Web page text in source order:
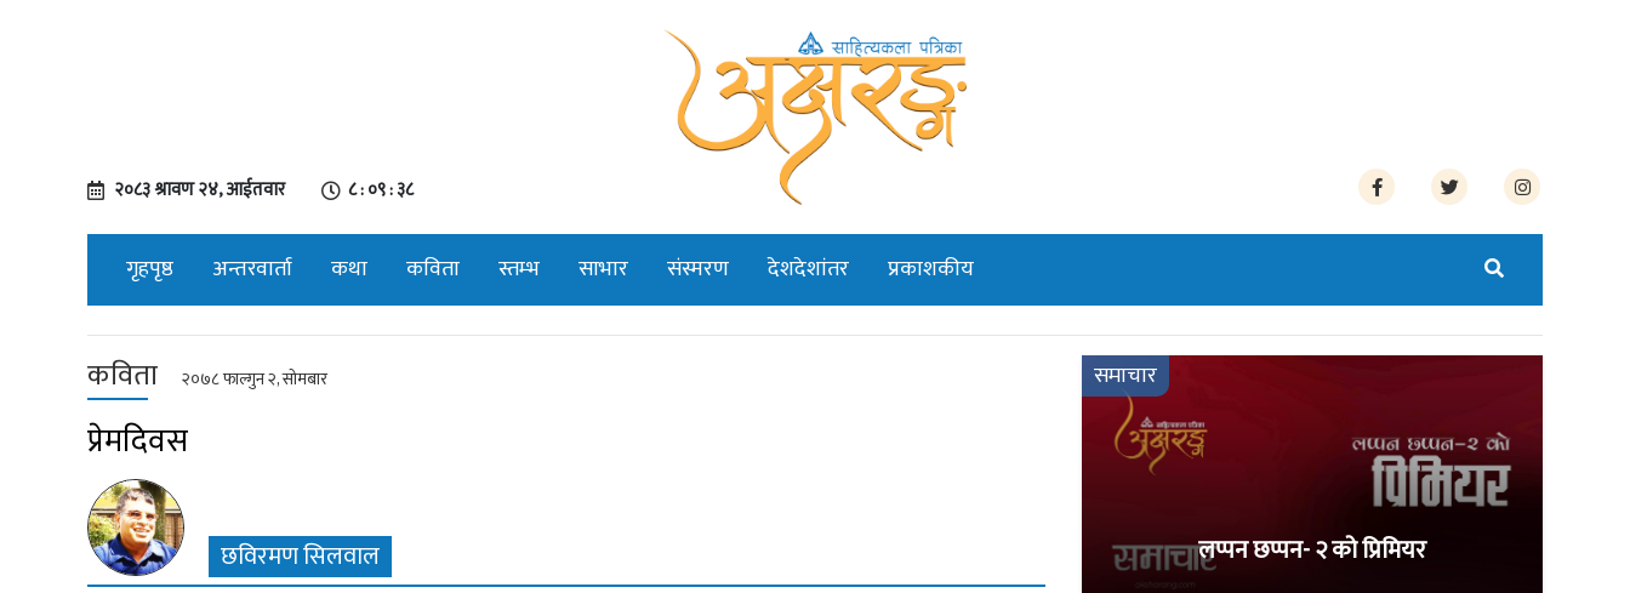
२०८३ श्रावण २४, आईतवार ८ : ०९ : ३९
गृहपृष्ठ अन्तरवार्ता कथा कविता स्तम्भ साभार संस्मरण देशदेशांतर प्रकाशकीय
कविता २०७८ फाल्गुन २, सोमबार
प्रेमदिवस
छविरमण सिलवाल
समाचार
लप्पन छप्पन- २ को प्रिमियर